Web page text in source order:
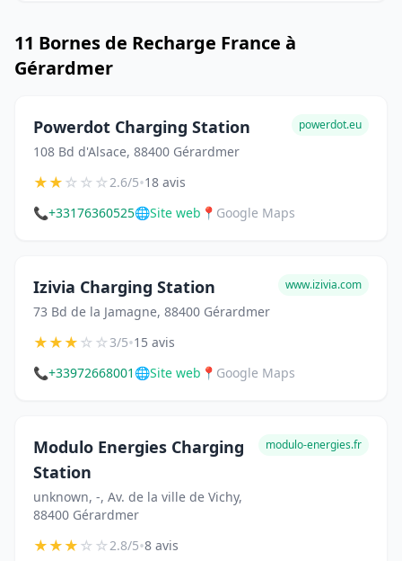
11 Bornes de Recharge France à
Gérardmer
Powerdot Charging Station
108 Bd d'Alsace, 88400 Gérardmer
powerdot.eu
★★☆☆☆2.6/5•18 avis
📞+33176360525🌐Site web 📍 Google Maps
Izivia Charging Station
73 Bd de la Jamagne, 88400 Gérardmer
www.izivia.com
★★★☆☆3/5•15 avis
📞+33972668001 🌐Site web 📍 Google Maps
Modulo Energies Charging
Station
unknown, -, Av. de la ville de Vichy,
88400 Gérardmer
modulo-energies.fr
★★★☆☆2.8/5•8 avis